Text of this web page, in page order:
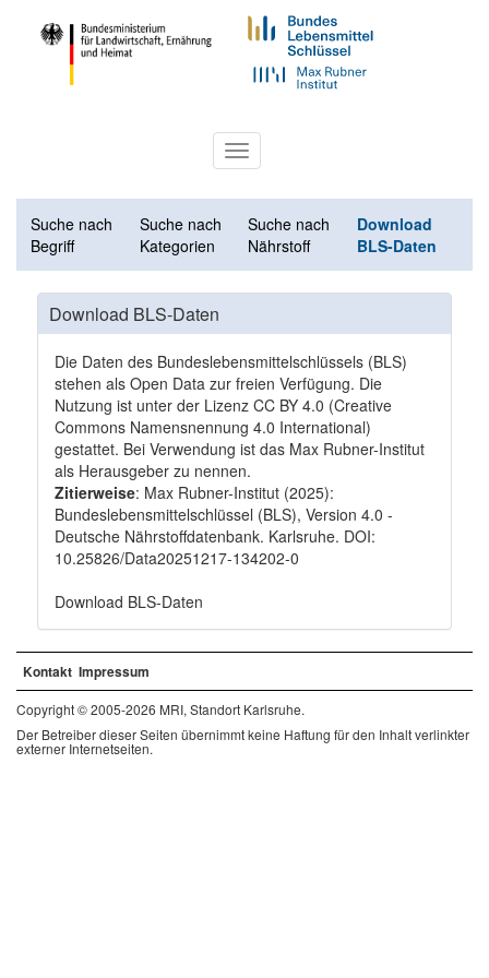
Toggle
navigation
Suche nach
Begriff
Suche nach
Kategorien
Suche nach
Nährstoff
Download
BLS-Daten
Download BLS-Daten
Die Daten des Bundeslebensmittelschlüssels (BLS)
stehen als Open Data zur freien Verfügung. Die
Nutzung ist unter der Lizenz CC BY 4.0 (Creative
Commons Namensnennung 4.0 International)
gestattet. Bei Verwendung ist das Max Rubner-Institut
als Herausgeber zu nennen.
Zitierweise: Max Rubner-Institut (2025):
Bundeslebensmittelschlüssel (BLS), Version 4.0 -
Deutsche Nährstoffdatenbank. Karlsruhe. DOI:
10.25826/Data20251217-134202-0
Download BLS-Daten
Kontakt Impressum
Copyright © 2005-2026 MRI, Standort Karlsruhe.
Der Betreiber dieser Seiten übernimmt keine Haftung für den Inhalt verlinkter
externer Internetseiten.